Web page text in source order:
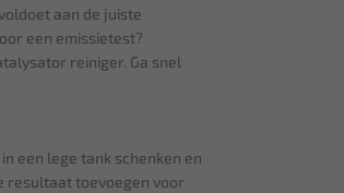
aan de juiste
een emissietest?
reiniger. Ga snel
een lege tank schenken en
resultaat toevoegen voor